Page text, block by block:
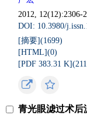
2012, 12(12):2306-
DOI: 10.3980/
[摘要](1699)
[HTML](0)
[PDF 383.31 K](
青光眼滤过术后